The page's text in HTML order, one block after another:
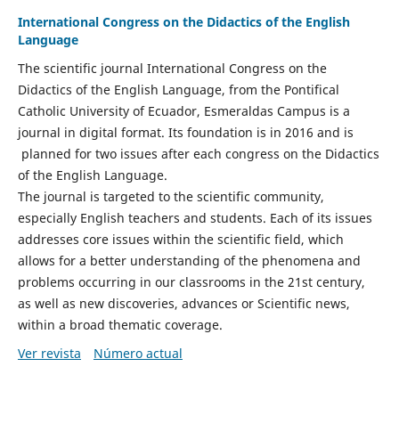
International Congress on the Didactics of the English
Language
The scientific journal International Congress on the
Didactics of the English Language, from the Pontifical
Catholic University of Ecuador, Esmeraldas Campus is a
journal in digital format. Its foundation is in 2016 and is
planned for two issues after each congress on the Didactics
of the English Language.
The journal is targeted to the scientific community,
especially English teachers and students. Each of its issues
addresses core issues within the scientific field, which
allows for a better understanding of the phenomena and
problems occurring in our classrooms in the 21st century,
as well as new discoveries, advances or Scientific news,
within a broad thematic coverage.
Ver revista
Número actual